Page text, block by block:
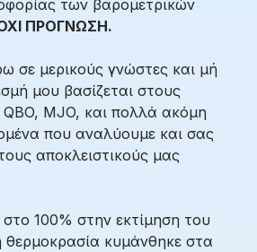
των βαρομετρικών
ΠΡΟΓΝΩΣΗ.
σε μερικούς γνώστες και μή
μου βασίζεται στους
MJO, και πολλά ακόμη
που αναλύουμε και σας
αποκλειστικούς μας
100% στην εκτίμηση του
θερμοκρασία κυμάνθηκε στα